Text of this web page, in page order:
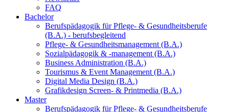
FAQ
Bachelor
Berufspädagogik für Pflege- & Gesundheitsberufe
(B.A.) - berufsbegleitend
Pflege- & Gesundheitsmanagement (B.A.)
Sozialpädagogik & -management (B.A.)
Business Administration (B.A.)
Tourismus & Event Management (B.A.)
Digital Media Design (B.A.)
Grafikdesign Screen- & Printmedia (B.A.)
Master
Berufspädagogik für Pflege- & Gesundheitsberufe